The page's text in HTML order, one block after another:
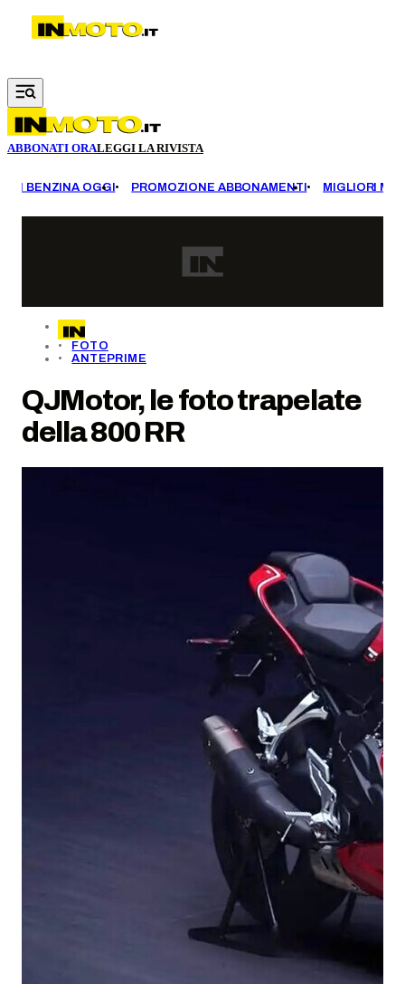
Vai al contenuto principale
ABBONATI ORALEGGI LA RIVISTA
BENZINA OGGI PROMOZIONE ABBONAMENTI MIGLIORI
FOTO
ANTEPRIME
QJMotor, le foto trapelate
della 800 RR